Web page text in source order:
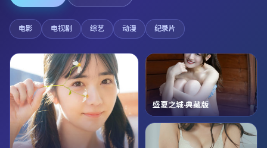
电影 电视剧 综艺 动漫 纪录片
盛夏之城·典藏版